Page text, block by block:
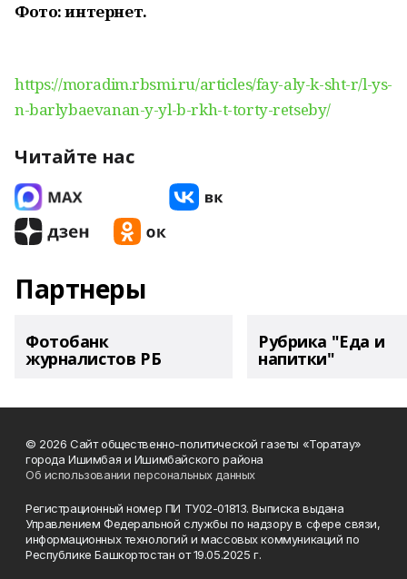
Фото: интернет.
https://moradim.rbsmi.ru/articles/fay-aly-k-sht-r/l-ys-
n-barlybaevanan-y-yl-b-rkh-t-torty-retseby/
Читайте нас
Партнеры
Фотобанк
журналистов РБ
Рубрика "Еда и
напитки"
© 2026 Сайт общественно-политической газеты «Торатау»
города Ишимбая и Ишимбайского района
Об использовании персональных данных
Регистрационный номер ПИ ТУ02-01813. Выписка выдана
Управлением Федеральной службы по надзору в сфере связи,
информационных технологий и массовых коммуникаций по
Республике Башкортостан от 19.05.2025 г.